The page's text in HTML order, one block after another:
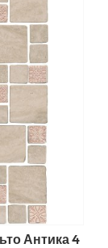
Антика 4